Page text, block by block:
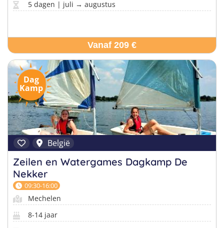
5 dagen | juli → augustus
Vanaf 209 €
Dag
Kamp
België
Zeilen en Watergames Dagkamp De
Nekker
09:30-16:00
Mechelen
8-14 jaar